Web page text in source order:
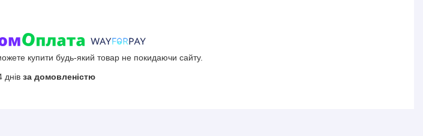
купити будь-який товар не покидаючи сайту.
днів за домовленістю